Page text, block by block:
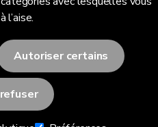
l’aise.
Autoriser certains
Inc.